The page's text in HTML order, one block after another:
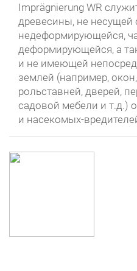
Imprägnierung WR
древесины, не несущей
недеформирующейся,
деформирующейся, а
и не имеющей
землей (например,
рольставней, дверей,
садовой мебели и т.д.)
и насекомых-